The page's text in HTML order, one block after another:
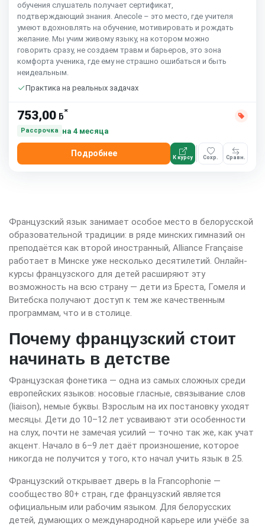
обучения слушатель получает сертификат,
подтверждающий знания. Anecole – это место, где учителя
умеют вдохновлять на обучение, мотивировать и рождать
желание. Мы учим живому языку, на котором можно
говорить сразу, не создаем травм и барьеров, это зона
комфорта ученика, где ему не страшно ошибаться и быть
неидеальным.
Практика на реальных задачах
753,00 ƃ*
Рассрочка на 4 месяца
Подробнее К курсу Сохр. Сравн.
Французский язык занимает особое место в белорусской
образовательной традиции: в ряде минских гимназий он
преподаётся как второй иностранный, Alliance Française
работает в Минске уже несколько десятилетий. Онлайн-
курсы французского для детей расширяют эту
возможность на всю страну — дети из Бреста, Гомеля и
Витебска получают доступ к тем же качественным
программам, что и в столице.
Почему французский стоит
начинать в детстве
Французская фонетика — одна из самых сложных среди
европейских языков: носовые гласные, связывание слов
(liaison), немые буквы. Взрослым на их постановку уходят
месяцы. Дети до 10–12 лет усваивают эти особенности
на слух, почти не замечая усилий — точно так же, как учат
акцент. Начало в 6–9 лет даёт произношение, которое
никогда не получится у того, кто начал учить язык в 25.
Французский открывает дверь в la Francophonie —
сообщество 80+ стран, где французский является
официальным или рабочим языком. Для белорусских
детей, думающих о международной карьере или учёбе за